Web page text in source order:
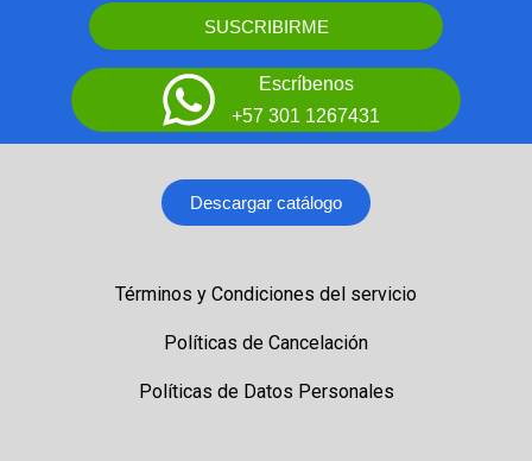
SUSCRIBIRME
Escríbenos
+57 301 1267431
Descargar catálogo
Términos y Condiciones del servicio
Políticas de Cancelación
Políticas de Datos Personales